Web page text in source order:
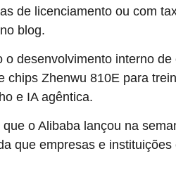
de licenciamento ou com
blog.
o desenvolvimento interno
chips Zhenwu 810E para
e IA agêntica.
o Alibaba lançou na
que empresas e